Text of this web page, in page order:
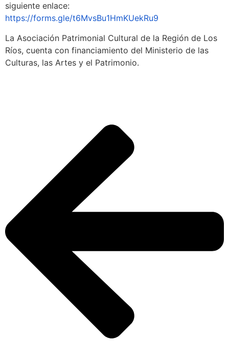
siguiente enlace:
https://forms.gle/t6MvsBu1HmKUekRu9
La Asociación Patrimonial Cultural de la Región de Los
Ríos, cuenta con financiamiento del Ministerio de las
Culturas, las Artes y el Patrimonio.